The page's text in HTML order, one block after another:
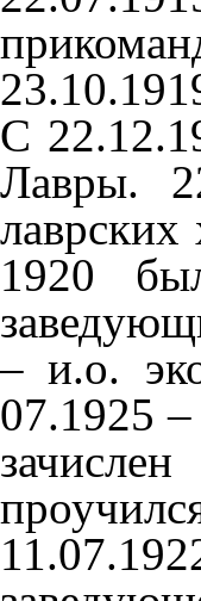
С
Лавры.
1920
– и.о.
07.1925